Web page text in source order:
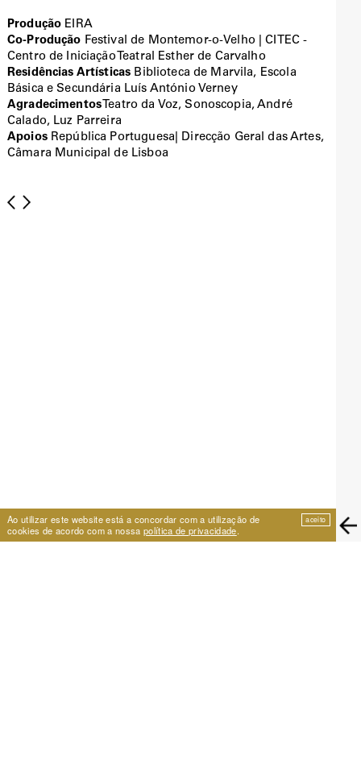
Produção EIRA
Co-Produção Festival de Montemor-o-Velho | CITEC -
Centro de Iniciação Teatral Esther de Carvalho
Residências Artísticas Biblioteca de Marvila, Escola
Básica e Secundária Luís António Verney
Agradecimentos Teatro da Voz, Sonoscopia, André
Calado, Luz Parreira
ApoiosRepública Portuguesa| Direcção Geral das Artes,
Câmara Municipal de Lisboa
Ao utilizar este website está a concordar com a utilização de
cookies de acordo com a nossapolítica de privacidade.
aceito